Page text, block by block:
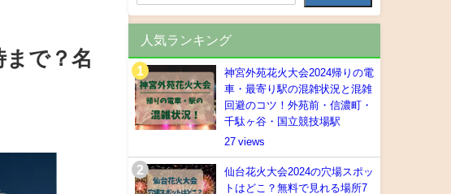
まで？名
人気ランキング
神宮外苑花火大会2024帰りの電
車・最寄り駅の混雑状況と混雑
回避のコツ！外苑前・信濃町・
千駄ヶ谷・国立競技場駅
27
仙台花火大会2024の穴場スポッ
トはどこ？無料で見れる場所7